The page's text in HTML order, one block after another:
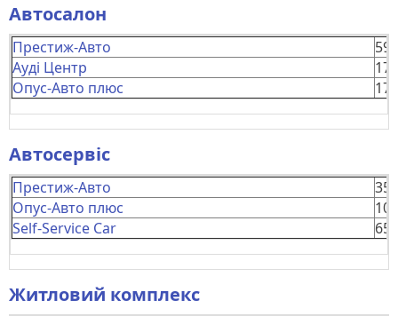
Автосалон
Престиж-Авто
592
Ауді Центр
172
Опус-Авто плюс
170
Автосервіс
Престиж-Авто
351
Опус-Авто плюс
107
Self-Service Car
65
Житловий комплекс